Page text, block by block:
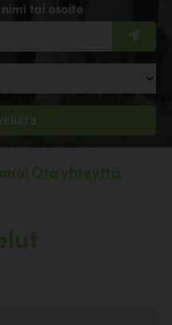
tai osoite
Ota yhteyttä.